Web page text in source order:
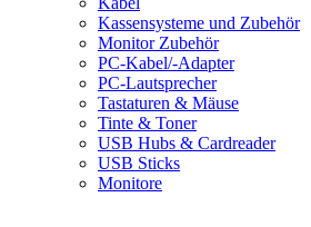
Kassensysteme und Zubehör
Monitor Zubehör
PC-Kabel/-Adapter
PC-Lautsprecher
Tastaturen & Mäuse
Tinte & Toner
USB Hubs & Cardreader
USB Sticks
Monitore